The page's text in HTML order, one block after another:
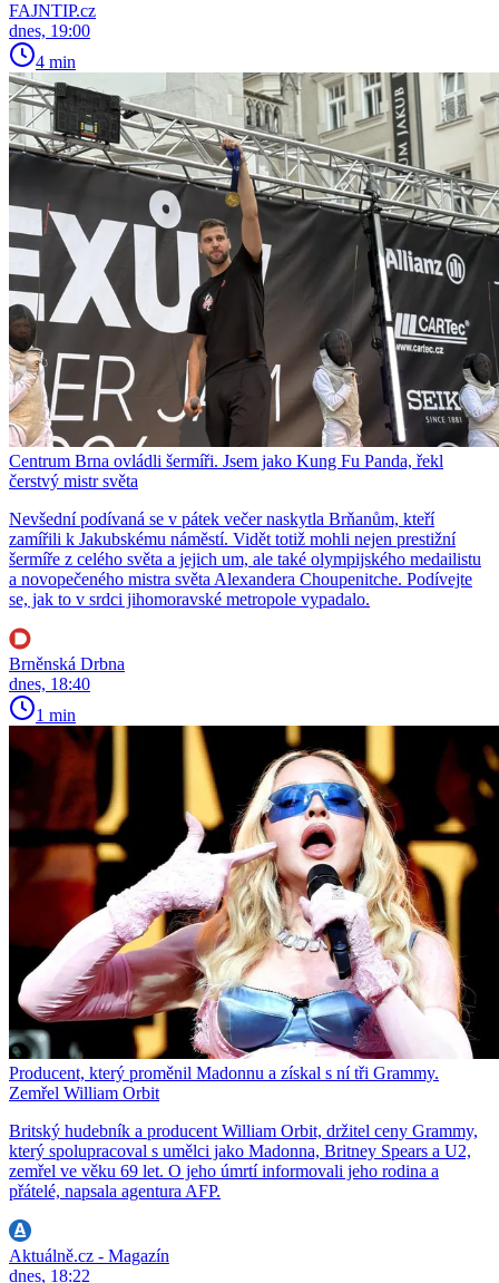
FAJNTIP.cz
dnes, 19:00
4 min
Centrum Brna ovládli šermíři. Jsem jako Kung Fu Panda, řekl
čerstvý mistr světa
Nevšední podívaná se v pátek večer naskytla Brňanům, kteří
zamířili k Jakubskému náměstí. Vidět totiž mohli nejen prestižní
šermíře z celého světa a jejich um, ale také olympijského medailistu
a novopečeného mistra světa Alexandera Choupenitche. Podívejte
se, jak to v srdci jihomoravské metropole vypadalo.
Brněnská Drbna
dnes, 18:40
1 min
Producent, který proměnil Madonnu a získal s ní tři Grammy.
Zemřel William Orbit
Britský hudebník a producent William Orbit, držitel ceny Grammy,
který spolupracoval s umělci jako Madonna, Britney Spears a U2,
zemřel ve věku 69 let. O jeho úmrtí informovali jeho rodina a
přátelé, napsala agentura AFP.
Aktuálně.cz - Magazín
dnes, 18:22